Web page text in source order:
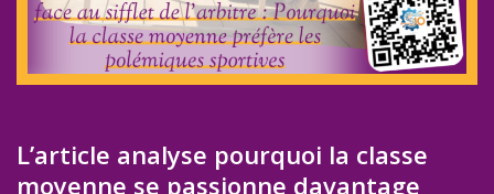
L’article analyse pourquoi la classe
moyenne se passionne davantage